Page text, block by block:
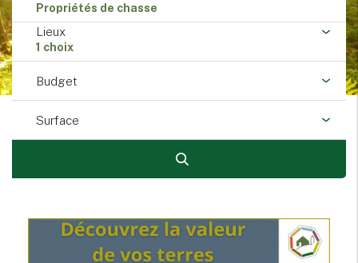
Propriétés de chasse
Lieux
1 choix
Budget
Surface